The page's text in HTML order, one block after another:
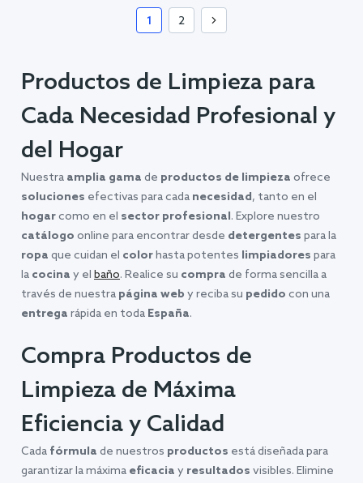
1 2
Productos de Limpieza para
Cada Necesidad Profesional y
del Hogar
Nuestra amplia gama de productos de limpieza ofrece
soluciones efectivas para cada necesidad, tanto en el
hogarcomo en el sector profesional. Explore nuestro
catálogo online para encontrar desde detergentes para la
ropa que cuidan el colorhasta potentes limpiadores para
la cocina y el baño. Realice su compra de forma sencilla a
través de nuestra página web y reciba su pedido con una
entrega rápida en toda España.
Compra Productos de
Limpieza de Máxima
Eficiencia y Calidad
Cada fórmula de nuestros productos está diseñada para
garantizar la máxima eficacia y resultados visibles. Elimine